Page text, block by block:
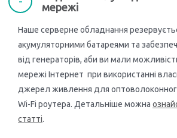
мережі
Наше серверне обладнання
акумуляторними батареями та
від генераторів, аби ви мали
мережі Інтернет при використанні
джерел живлення для
Wi-Fi роутера. Детальніше можна
статті.